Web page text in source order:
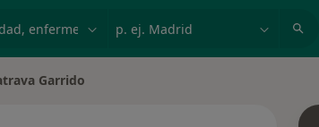
Garrido